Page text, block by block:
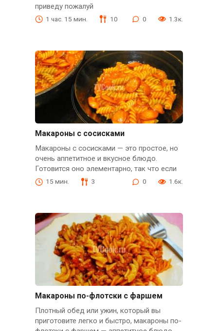
приведу пожалуй
1 час. 15 мин. 10 0 1.3к.
Макароны с сосисками
Макароны с сосисками — это простое, но
очень аппетитное и вкусное блюдо.
Готовится оно элементарно, так что если
15 мин. 3 0 1.6к.
Макароны по-флотски с фаршем
Плотный обед или ужин, который вы
приготовите легко и быстро, макароны по-